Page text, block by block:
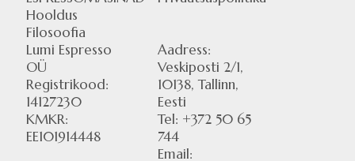
Hooldus
Filosoofia
Lumi Espresso
OÜ
Registrikood:
14127230
KMKR:
EE101914448
Aadress:
Veskiposti 2/1,
10138, Tallinn,
Eesti
Tel: +372 50 65
744
Email: